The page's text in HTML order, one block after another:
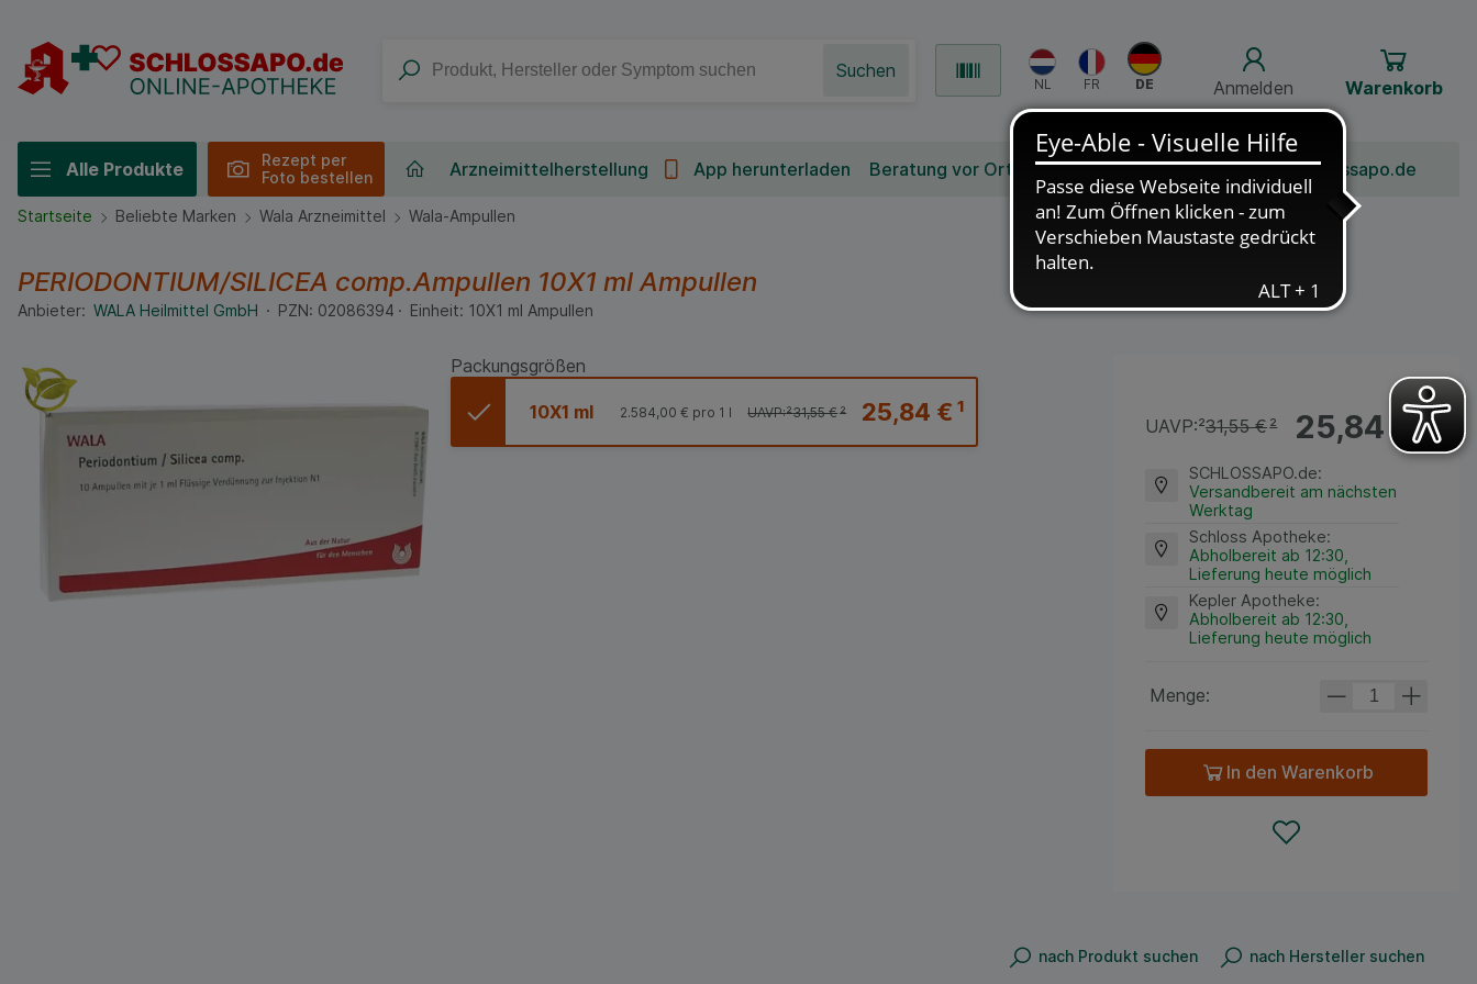
Anmelden Warenkorb
Suchen
Alle Produkte
Rezept per
Foto bestellen
Arzneimittelherstellung App herunterladen Beratung vor Ort Bonusprogramm Jobs Über Schlossapo.de
Startseite Beliebte Marken Wala Arzneimittel Wala-Ampullen
PERIODONTIUM/SILICEA comp.Ampullen 10X1 mlAmpullen
Anbieter: WALA Heilmittel GmbH PZN: 02086394 Einheit: 10X1 ml Ampullen
Packungsgrößen
10X1 ml 25,84 €¹
UAVP:²31,55 €²
2.584,00 € pro 1 l 25,84 €¹
UAVP:²31,55 €²
SCHLOSSAPO.de:
Versandbereit am nächsten
Werktag
Schloss Apotheke:
Abholbereit ab 12:30,
Lieferung heute möglich
Kepler Apotheke:
Abholbereit ab 12:30,
Lieferung heute möglich
Menge:
In den Warenkorb
nach Produkt suchen nach Hersteller suchen